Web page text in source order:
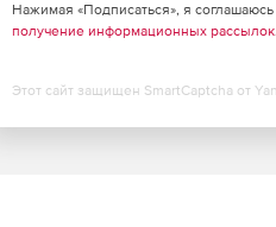
Нажимая «Подписаться», я соглашаюсь
получение информационных рассылок.
Этот сайт защищен SmartCaptcha от